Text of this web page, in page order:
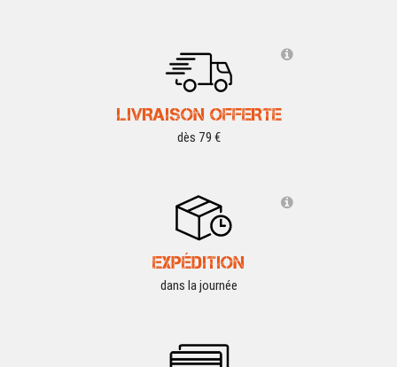
LIVRAISON OFFERTE
dès 79 €
EXPÉDITION
dans la journée